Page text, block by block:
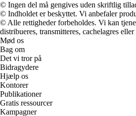
© Ingen del må gengives uden skriftlig
© Indholdet er beskyttet. Vi anbefaler
© Alle rettigheder forbeholdes. Vi kan
distribueres, transmitteres, cachelagres
Mød os
Bag om
Det vi tror på
Bidragydere
Hjælp os
Kontorer
Publikationer
Gratis ressourcer
Kampagner